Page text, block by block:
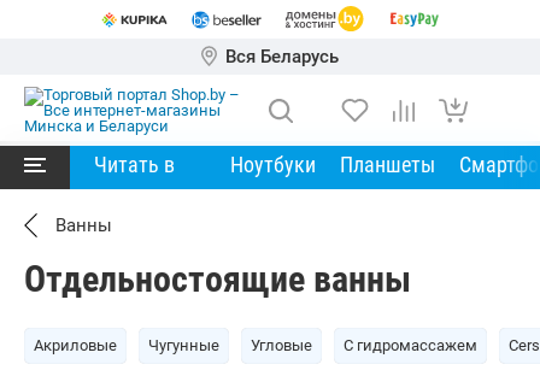
Вся Беларусь
Читать в Ноутбуки Планшеты
Ванны
Отдельностоящие ванны
Акриловые Чугунные Угловые С гидромассажем